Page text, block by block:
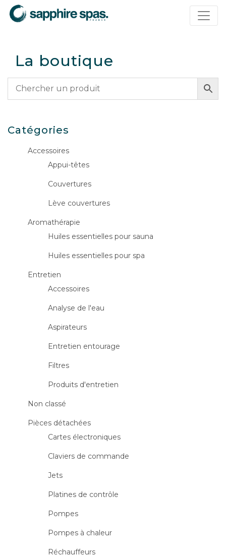
La boutique
Catégories
Accessoires
Appui-têtes
Couvertures
Lève couvertures
Aromathérapie
Huiles essentielles pour sauna
Huiles essentielles pour spa
Entretien
Accessoires
Analyse de l'eau
Aspirateurs
Entretien entourage
Filtres
Produits d'entretien
Non classé
Pièces détachées
Cartes électroniques
Claviers de commande
Jets
Platines de contrôle
Pompes
Pompes à chaleur
Réchauffeurs
Panneau de gestion des cookies